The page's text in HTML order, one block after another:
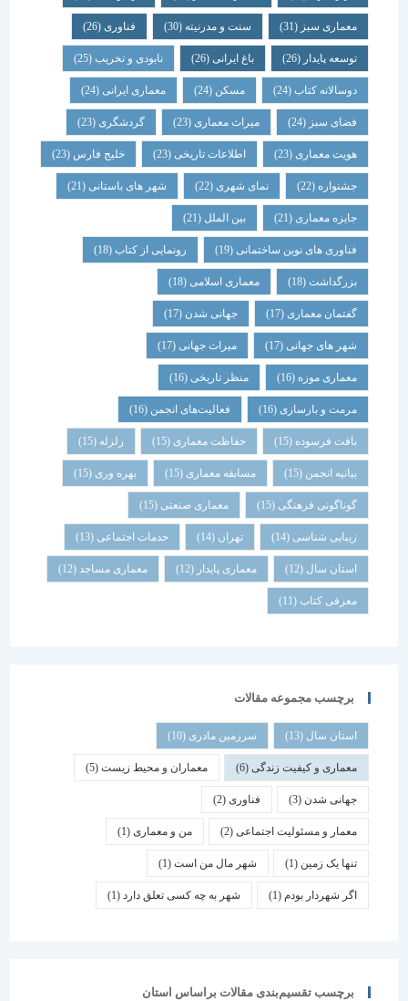
معماری سبز(31) سنت و مدرنیته(30) فناوری (26)
توسعه پایدار(26) باغ ایرانی(26) نابودی و تخریب(25)
دوسالانه کتاب(24) مسکن (24) معماری ایرانی(24)
فضای سبز(24) میراث معماری (23) گردشگری (23)
هویت معماری (23) اطلاعات تاریخی(23) خلیج فارس(23)
جشنواره(22) نمای شهری(22) شهر های باستانی (21)
جایزه معماری (21) بین الملل(21)
فناوری های نوین ساختمانی(19) رونمایی از کتاب (18)
بزرگداشت (18) معماری اسلامی(18)
گفتمان معماری (17) جهانی شدن(17)
شهر های جهانی(17) میراث جهانی(17)
معماری موزه(16) منظر تاریخی (16)
مرمت و بازسازی(16) فعالیت‌های انجمن(16)
بافت فرسوده (15) حفاظت معماری (15) زلزله
بیانیه انجمن(15) مسابقه معماری (15) بهره وری(15)
گوناگونی فرهنگی (15) معماری صنعتی(15)
زیبایی شناسی (14) تهران خدمات اجتماعی (13)
استان سال(12) معماری پایدار (12) معماری مساجد(12)
معرفی کتاب(11)
برچسب مجموعه مقالات
استان سال(13) سرزمین مادری(10)
معماری و کیفیت زندگی(6) معماران و محیط زیست(5)
جهانی شدن(3) فناوری (2)
معمار و مسئولیت اجتماعی (2) من و معماری (1)
تنها یک زمین(1) شهر مال من است(1)
اگر شهردار بودم (1) شهر به چه کسی تعلق دارد(1)
برچسب تقسیم‌بندی مقالات براساس استان